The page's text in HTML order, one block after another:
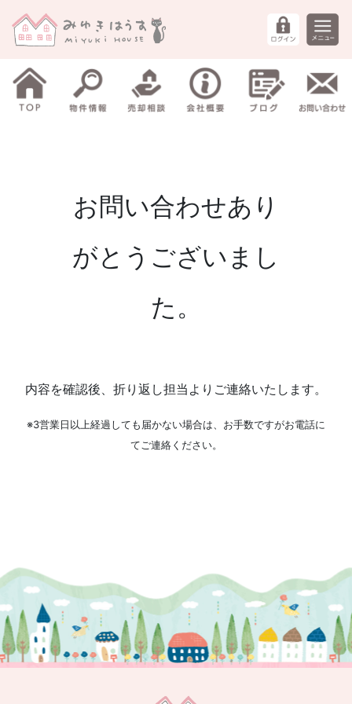
お問い合わせあり
がとうございまし
た。
内容を確認後、折り返し担当よりご連絡いたします。
※3営業日以上経過しても届かない場合は、お手数ですがお電話に
てご連絡ください。